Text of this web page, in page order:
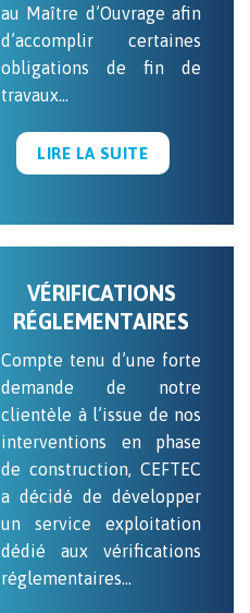
au Maître d’Ouvrage afin
d’accomplir certaines
obligations de fin de
travaux…
LIRE LA SUITE
VÉRIFICATIONS
RÉGLEMENTAIRES
Compte tenu d’une forte
demande de notre
clientèle à l’issue de nos
interventions en phase
de construction, CEFTEC
a décidé de développer
un service exploitation
dédié aux vérifications
réglementaires…